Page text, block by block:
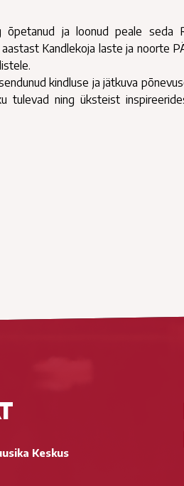
õpetanud ja loonud peale seda
Kandlekoja laste ja noorte
kindluse ja jätkuva
tulevad ning üksteist
Keskus